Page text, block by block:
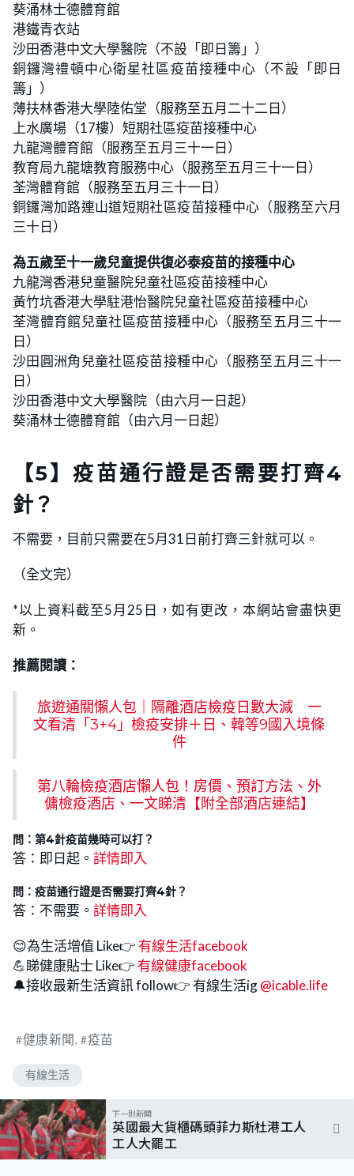
葵涌林士德體育館
港鐵青衣站
沙田香港中文大學醫院（不設「即日籌」）
銅鑼灣禮頓中心衛星社區疫苗接種中心（不設「即日
籌」）
薄扶林香港大學陸佑堂（服務至五月二十二日）
上水廣場（17樓）短期社區疫苗接種中心
九龍灣體育館（服務至五月三十一日）
教育局九龍塘教育服務中心（服務至五月三十一日）
荃灣體育館（服務至五月三十一日）
銅鑼灣加路連山道短期社區疫苗接種中心（服務至六月
三十日）
為五歲至十一歲兒童提供復必泰疫苗的接種中心
九龍灣香港兒童醫院兒童社區疫苗接種中心
黃竹坑香港大學駐港怡醫院兒童社區疫苗接種中心
荃灣體育館兒童社區疫苗接種中心（服務至五月三十一
日）
沙田圓洲角兒童社區疫苗接種中心（服務至五月三十一
日）
沙田香港中文大學醫院（由六月一日起）
葵涌林士德體育館（由六月一日起）
【5】疫苗通行證是否需要打齊4
針？
不需要，目前只需要在5月31日前打齊三針就可以。
（全文完）
*以上資料截至5月25日，如有更改，本網站會盡快更
新。
推薦閱讀：
旅遊通關懶人包｜隔離酒店檢疫日數大減 一
文看清「3+4」檢疫安排＋日、韓等9國入境條
件
第八輪檢疫酒店懶人包！房價、預訂方法、外
傭檢疫酒店、一文睇清【附全部酒店連結】
問：第4針疫苗幾時可以打？
答：即日起。 詳情即入
問： 疫苗通行證是否需要打齊4針？
答：不需要。 詳情即入
😊為生活增值 Like👉 有線生活facebook
💪睇健康貼士 Like👉 有線健康facebook
🔔接收最新生活資訊 follow👉 有線生活ig@icable.life
健康新聞 疫苗
有線生活
下一則新聞
英國最大貨櫃碼頭菲力斯杜港工人
工人大罷工